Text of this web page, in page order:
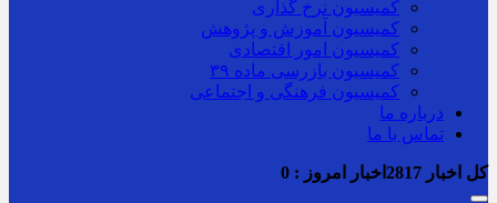
کمیسیون نرخ گذاری
کمیسیون آموزش و پژوهش
کمیسیون امور اقتصادی
کمیسیون بازرسی ماده ۳۹
کمیسیون فرهنگی و اجتماعی
درباره ما
تماس با ما
کل اخبار اخبار امروز : 0